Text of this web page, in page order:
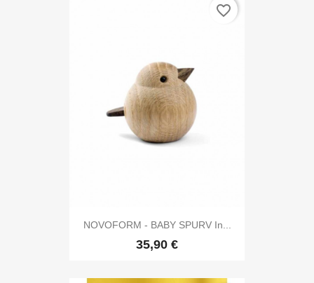
NOVOFORM - BABY SPURV In...
35,90 €
favorite_border